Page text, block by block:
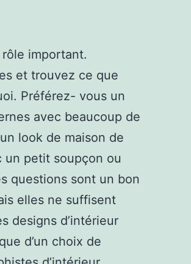
important.
et trouvez ce que
Préférez- vous un
avec beaucoup de
look de maison de
un petit soupçon ou
questions sont un bon
elles ne suffisent
designs d’intérieur
d’un choix de